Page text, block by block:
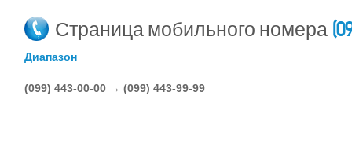
Страница мобильного номера
Диапазон
(099) 443-00-00 → (099) 443-99-99